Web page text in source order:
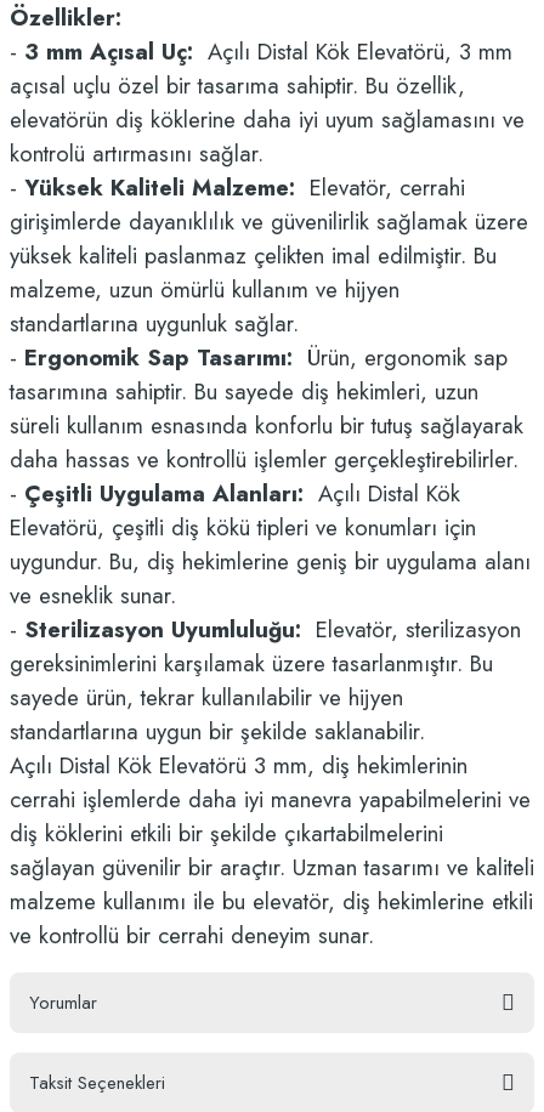
Özellikler:
- 3 mm Açısal Uç: Açılı Distal Kök Elevatörü, 3 mm
açısal uçlu özel bir tasarıma sahiptir. Bu özellik,
elevatörün diş köklerine daha iyi uyum sağlamasını ve
kontrolü artırmasını sağlar.
- Yüksek Kaliteli Malzeme: Elevatör, cerrahi
girişimlerde dayanıklılık ve güvenilirlik sağlamak üzere
yüksek kaliteli paslanmaz çelikten imal edilmiştir. Bu
malzeme, uzun ömürlü kullanım ve hijyen
standartlarına uygunluk sağlar.
- Ergonomik Sap Tasarımı: Ürün, ergonomik sap
tasarımına sahiptir. Bu sayede diş hekimleri, uzun
süreli kullanım esnasında konforlu bir tutuş sağlayarak
daha hassas ve kontrollü işlemler gerçekleştirebilirler.
- Çeşitli Uygulama Alanları: Açılı Distal Kök
Elevatörü, çeşitli diş kökü tipleri ve konumları için
uygundur. Bu, diş hekimlerine geniş bir uygulama alanı
ve esneklik sunar.
- Sterilizasyon Uyumluluğu: Elevatör, sterilizasyon
gereksinimlerini karşılamak üzere tasarlanmıştır. Bu
sayede ürün, tekrar kullanılabilir ve hijyen
standartlarına uygun bir şekilde saklanabilir.
Açılı Distal Kök Elevatörü 3 mm, diş hekimlerinin
cerrahi işlemlerde daha iyi manevra yapabilmelerini ve
diş köklerini etkili bir şekilde çıkartabilmelerini
sağlayan güvenilir bir araçtır. Uzman tasarımı ve kaliteli
malzeme kullanımı ile bu elevatör, diş hekimlerine etkili
ve kontrollü bir cerrahi deneyim sunar.
Yorumlar
Taksit Seçenekleri